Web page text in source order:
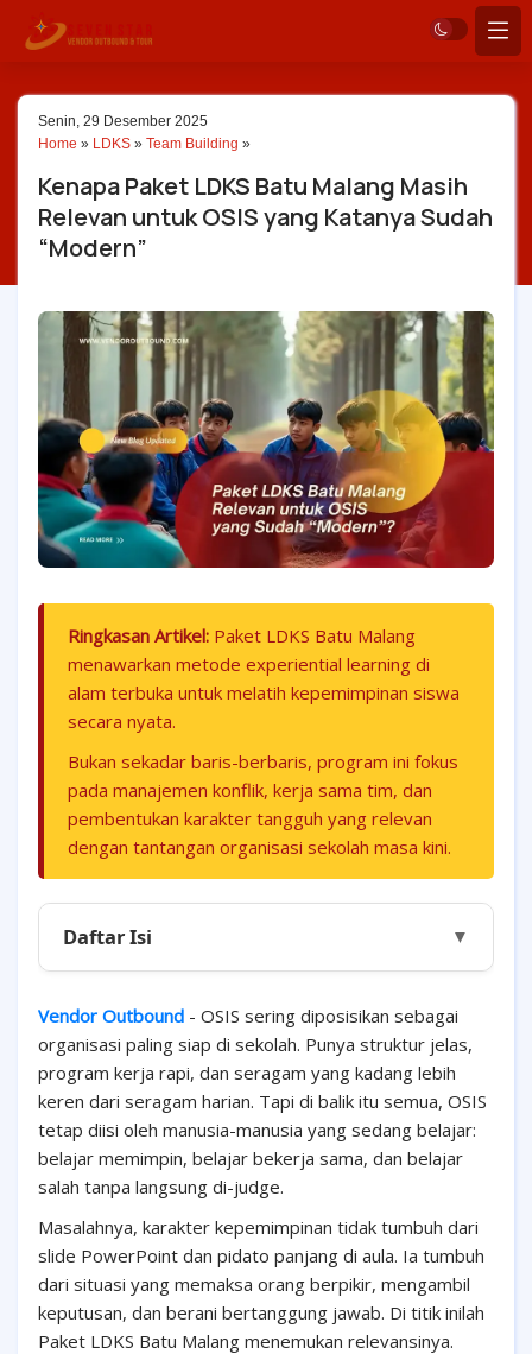
Senin, 29 Desember 2025
Home » LDKS » Team Building »
Kenapa Paket LDKS Batu Malang Masih
Relevan untuk OSIS yang Katanya Sudah
“Modern”
Ringkasan Artikel: Paket LDKS Batu Malang
menawarkan metode experiential learning di
alam terbuka untuk melatih kepemimpinan siswa
secara nyata.
Bukan sekadar baris-berbaris, program ini fokus
pada manajemen konflik, kerja sama tim, dan
pembentukan karakter tangguh yang relevan
dengan tantangan organisasi sekolah masa kini.
Daftar Isi ▼
Vendor Outbound - OSIS sering diposisikan sebagai
organisasi paling siap di sekolah. Punya struktur jelas,
program kerja rapi, dan seragam yang kadang lebih
keren dari seragam harian. Tapi di balik itu semua, OSIS
tetap diisi oleh manusia-manusia yang sedang belajar:
belajar memimpin, belajar bekerja sama, dan belajar
salah tanpa langsung di-judge.
Masalahnya, karakter kepemimpinan tidak tumbuh dari
slide PowerPoint dan pidato panjang di aula. Ia tumbuh
dari situasi yang memaksa orang berpikir, mengambil
keputusan, dan berani bertanggung jawab. Di titik inilah
Paket LDKS Batu Malang menemukan relevansinya.